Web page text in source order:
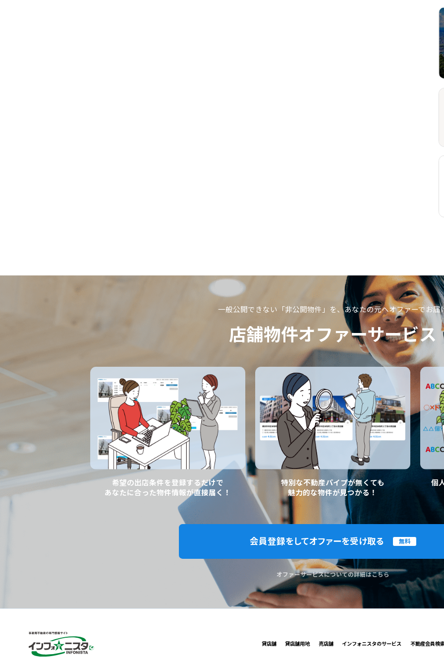
一般公開できない「非公開物件」を、あなたの元へオファーでお届
店舗物件オファーサービス
希望の出店条件を登録するだけで
あなたに合った物件情報が直接届く！
特別な不動産パイプが無くても
魅力的な物件が見つかる！
個
会員登録をしてオファーを受け取る 無料
オファーサービスについての詳細はこちら
貸店舗 貸店舗用地 売店舗 インフォニスタのサービス 不動産会員検